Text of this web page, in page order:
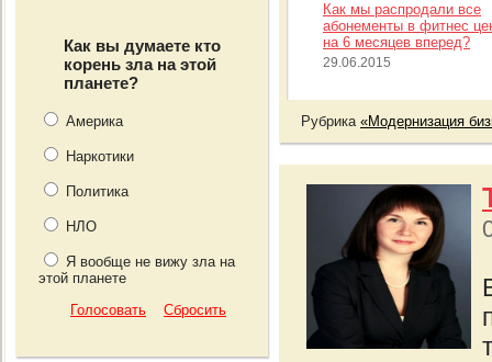
Как вы думаете кто
корень зла на этой
планете?
Америка
Наркотики
Политика
НЛО
Я вообще не вижу зла на
этой планете
Как мы распродали все
абонементы в фитнес
на 6 месяцев вперед?
29.06.2015
Рубрика «Модернизация